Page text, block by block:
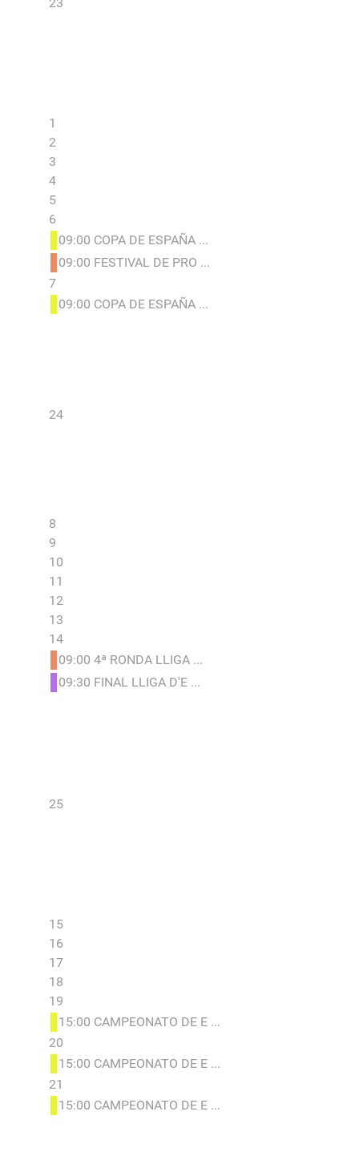
1
2
3
4
5
6
09:00 COPA DE ESPAÑA ...
09:00 FESTIVAL DE PRO ...
7
09:00 COPA DE ESPAÑA ...
24
8
9
10
11
12
13
14
09:00 4ª RONDA LLIGA ...
09:30 FINAL LLIGA D'E ...
25
15
16
17
18
19
15:00 CAMPEONATO DE E ...
20
15:00 CAMPEONATO DE E ...
21
15:00 CAMPEONATO DE E ...